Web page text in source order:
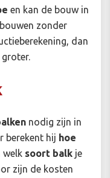
en kan de bouw in
zonder
dan
nodig zijn in
berekent hij hoe
welk soort balk je
zijn de kosten